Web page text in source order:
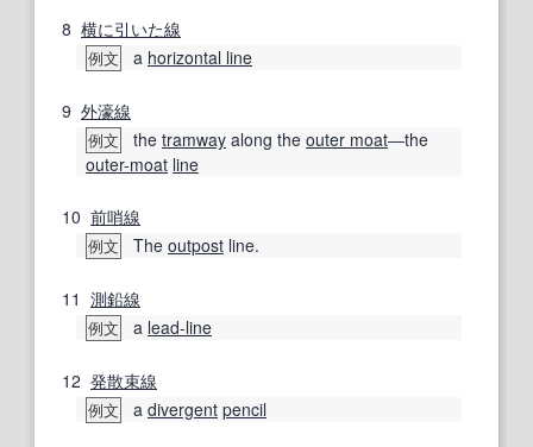
8 横に引いた線
例文 a horizontal line
9 外濠線
例文 the tramway along the outer moat―the
outer-moat line
10 前哨線
例文 The outpost line.
11 測鉛線
例文 a lead-line
12 発散束線
例文 a divergent pencil